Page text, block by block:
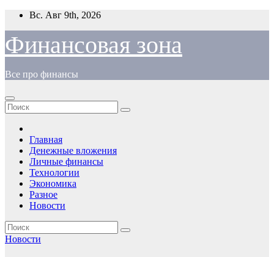
Перейти
содержимому
Вс. Авг 9th, 2026
Финансовая зона
Все про финансы
Главная
Денежные вложения
Личные финансы
Технологии
Экономика
Разное
Новости
Новости